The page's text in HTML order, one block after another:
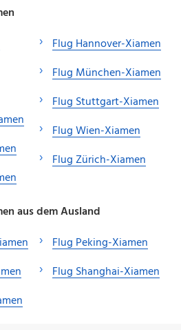
Flug Hannover-Xiamen
Flug München-Xiamen
Flug Stuttgart-Xiamen
Flug Wien-Xiamen
Flug Zürich-Xiamen
aus dem Ausland
Flug Peking-Xiamen
Flug Shanghai-Xiamen